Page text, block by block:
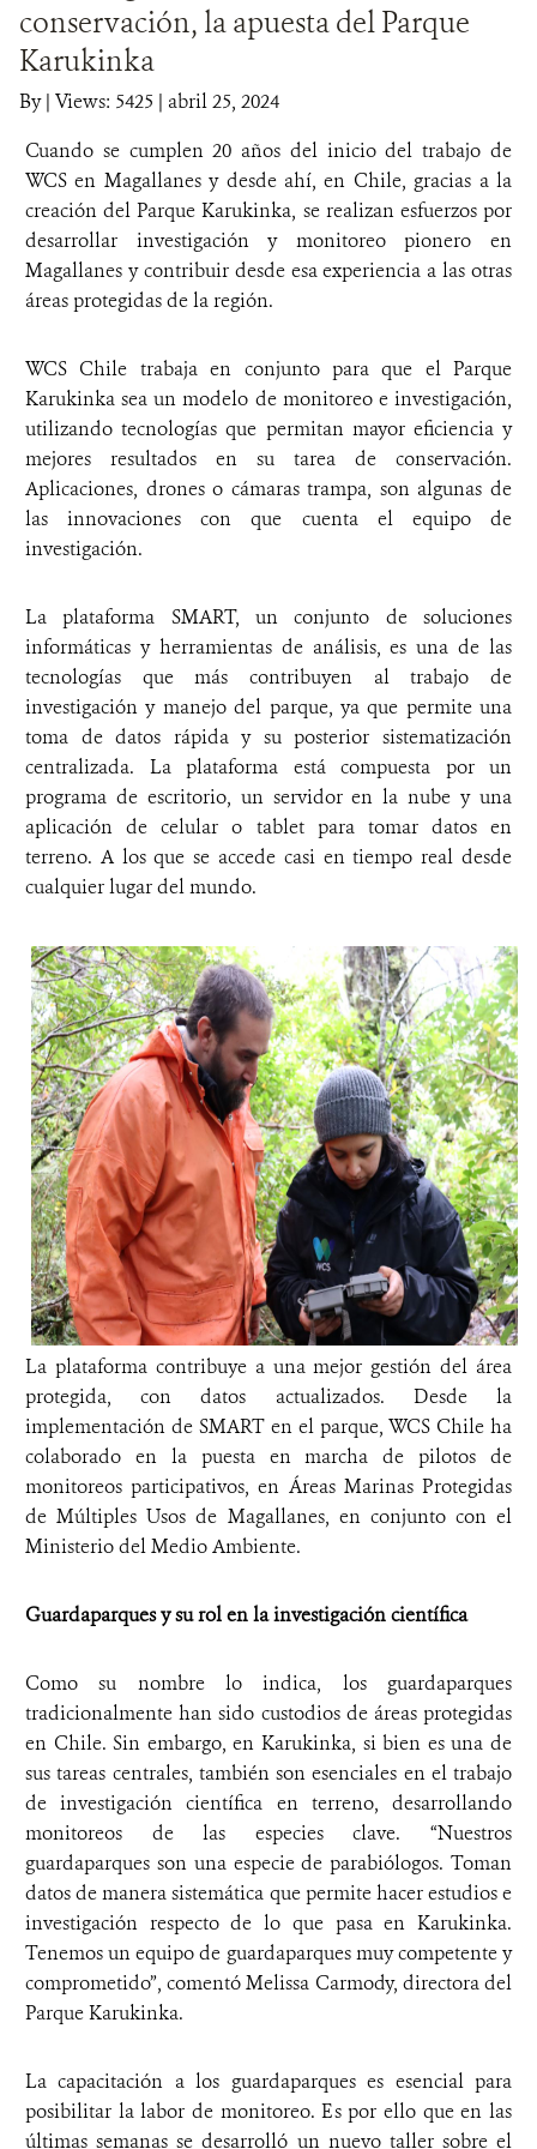
DONA
conservación, la apuesta del Parque
Karukinka
By| Views: 5425 | abril 25, 2024
Cuando se cumplen 20 años del inicio del trabajo de
WCS en Magallanes y desde ahí, en Chile, gracias a la
creación del Parque Karukinka, se realizan esfuerzos por
desarrollar investigación y monitoreo pionero en
Magallanes y contribuir desde esa experiencia a las otras
áreas protegidas de la región.
WCS Chile trabaja en conjunto para que el Parque
Karukinka sea un modelo de monitoreo e investigación,
utilizando tecnologías que permitan mayor eficiencia y
mejores resultados en su tarea de conservación.
Aplicaciones, drones o cámaras trampa, son algunas de
las innovaciones con que cuenta el equipo de
investigación.
La plataforma SMART, un conjunto de soluciones
informáticas y herramientas de análisis, es una de las
tecnologías que más contribuyen al trabajo de
investigación y manejo del parque, ya que permite una
toma de datos rápida y su posterior sistematización
centralizada. La plataforma está compuesta por un
programa de escritorio, un servidor en la nube y una
aplicación de celular o tablet para tomar datos en
terreno. A los que se accede casi en tiempo real desde
cualquier lugar del mundo.
La plataforma contribuye a una mejor gestión del área
protegida, con datos actualizados. Desde la
implementación de SMART en el parque, WCS Chile ha
colaborado en la puesta en marcha de pilotos de
monitoreos participativos, en Áreas Marinas Protegidas
de Múltiples Usos de Magallanes, en conjunto con el
Ministerio del Medio Ambiente.
Guardaparques y su rol en la investigación científica
Como su nombre lo indica, los guardaparques
tradicionalmente han sido custodios de áreas protegidas
en Chile. Sin embargo, en Karukinka, si bien es una de
sus tareas centrales, también son esenciales en el trabajo
de investigación científica en terreno, desarrollando
monitoreos de las especies clave. “Nuestros
guardaparques son una especie de parabiólogos. Toman
datos de manera sistemática que permite hacer estudios e
investigación respecto de lo que pasa en Karukinka.
Tenemos un equipo de guardaparques muy competente y
comprometido”, comentó Melissa Carmody, directora del
Parque Karukinka.
La capacitación a los guardaparques es esencial para
posibilitar la labor de monitoreo. Es por ello que en las
últimas semanas se desarrolló un nuevo taller sobre el